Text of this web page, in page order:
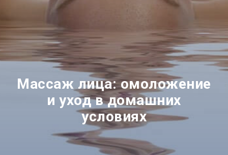
Массаж лица: омоложение
и уход в домашних
условиях